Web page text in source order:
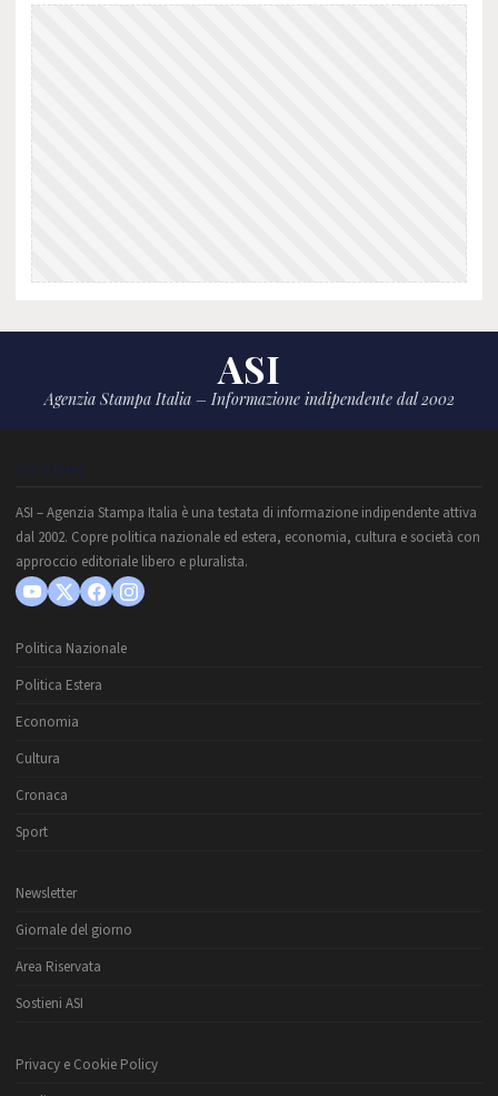
ASI
Agenzia Stampa Italia – Informazione indipendente dal 2002
CHI SIAMO
ASI – Agenzia Stampa Italia è una testata di informazione indipendente attiva
dal 2002. Copre politica nazionale ed estera, economia, cultura e società con
approccio editoriale libero e pluralista.
Politica Nazionale
Politica Estera
Economia
Cultura
Cronaca
Sport
Newsletter
Giornale del giorno
Area Riservata
Sostieni ASI
Privacy e Cookie Policy